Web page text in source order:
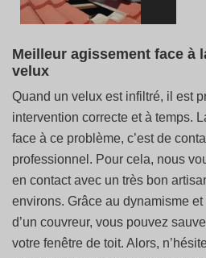
Meilleur agissement face à
velux
Quand un velux est infiltré, il est
intervention correcte et à temps.
face à ce problème, c’est de
professionnel. Pour cela, nous
en contact avec un très bon
environs. Grâce au dynamisme
d’un couvreur, vous pouvez
votre fenêtre de toit. Alors,